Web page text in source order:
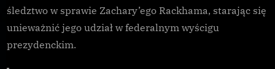
„Calico
śledztwo w sprawie Zachary’ego Rackhama, starając się
unieważnić jego udział w federalnym wyścigu
prezydenckim.